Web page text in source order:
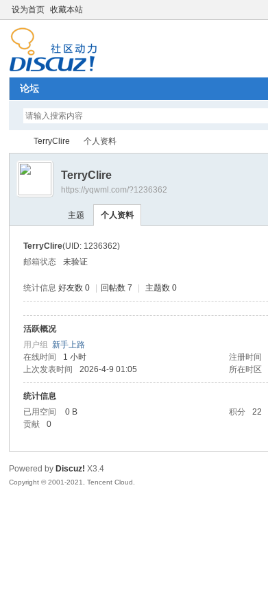
设为首页 收藏本站
论坛
uz!
›
TerryClire 个人资料
TerryClire
https://yqwml.com/?1236362
主题 个人资料
TerryClire(UID: 1236362)
邮箱状态
未验证
统计信息 好友数 0 回帖数 7 主题数 0
活跃概况
用户组新手上路
在线时间
1 小时 注册时间
上次发表时间
2026-4-9 01:05 所在时区
统计信息
已用空间
0 B 积分 22
贡献
0
Powered by Discuz! X3.4
Copyright © 2001-2021, Tencent Cloud.